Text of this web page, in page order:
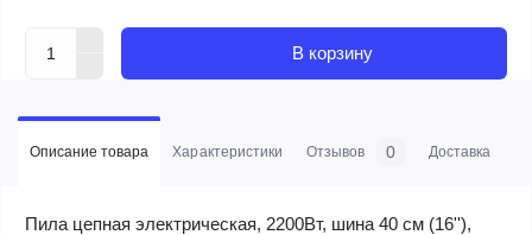
В корзину
Описание товара Характеристики Отзывов 0 Доставка
Пила цепная электрическая, 2200Вт, шина 40 см (16''),